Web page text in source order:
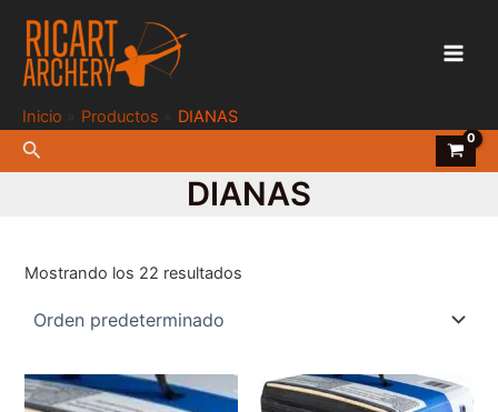
contenido
Main
Inicio Productos DIANAS
Buscar
DIANAS
Mostrando los 22 resultados